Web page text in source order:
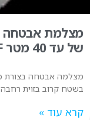
של עד 40 מטר DI-340IPS-MVF
מצלמה אבטחה בצורת
בשטח קרוב בזוית
קרא עוד »